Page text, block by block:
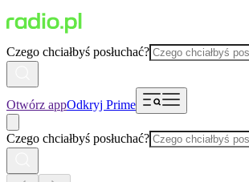
Czego chciałbyś posłuchać?
Otwórz appOdkryj Prime
Czego chciałbyś posłuchać?